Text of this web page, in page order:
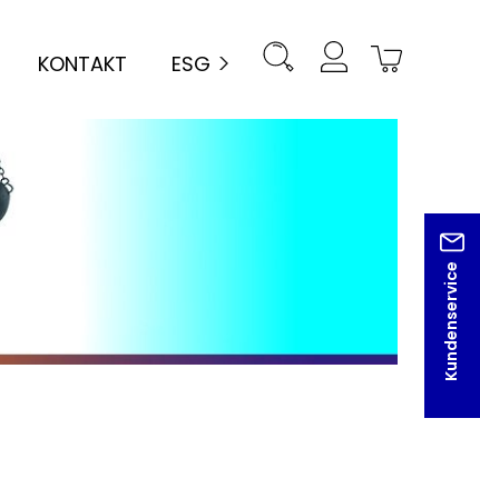
KONTAKT ESG
Kundenservice